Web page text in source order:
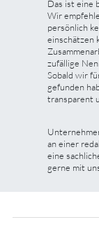
Das ist eine
Wir
persönlich
einschätzen
zufällige
Sobald wir
gefunden
transparent
an einer
eine
gerne mit